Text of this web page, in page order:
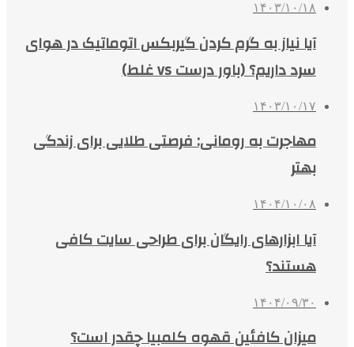
۱۴۰۳/۱۰/۱۸
آیا نیاز به گرم کردن گیربکس اتوماتیک در هوای
سرد داریم؟ (باور درست vs غلط)
۱۴۰۳/۱۰/۱۷
مهاجرت به رومانی: فرصتی طلایی برای زندگی
بهتر
۱۴۰۴/۱۰/۰۸
آیا ابزارهای رایگان برای طراحی سایت کافی
هستند؟
۱۴۰۴/۰۹/۳۰
میزان کافئین قهوه کلمبیا چقدر است؟